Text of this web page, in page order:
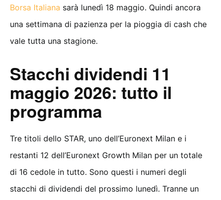
Borsa Italiana sarà lunedì 18 maggio. Quindi ancora
una settimana di pazienza per la pioggia di cash che
vale tutta una stagione.
Stacchi dividendi 11
maggio 2026: tutto il
programma
Tre titoli dello STAR, uno dell’Euronext Milan e i
restanti 12 dell’Euronext Growth Milan per un totale
di 16 cedole in tutto. Sono questi i numeri degli
stacchi di dividendi del prossimo lunedì. Tranne un